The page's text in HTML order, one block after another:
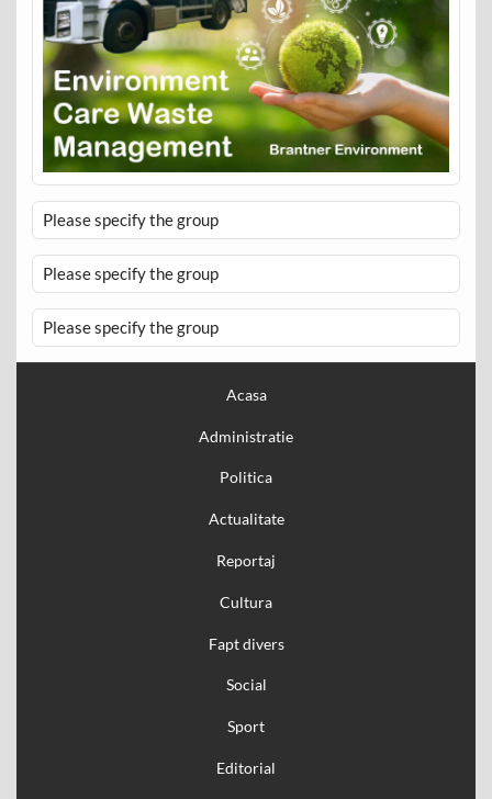
Please specify the group
Please specify the group
Please specify the group
Acasa
Administratie
Politica
Actualitate
Reportaj
Cultura
Fapt divers
Social
Sport
Editorial